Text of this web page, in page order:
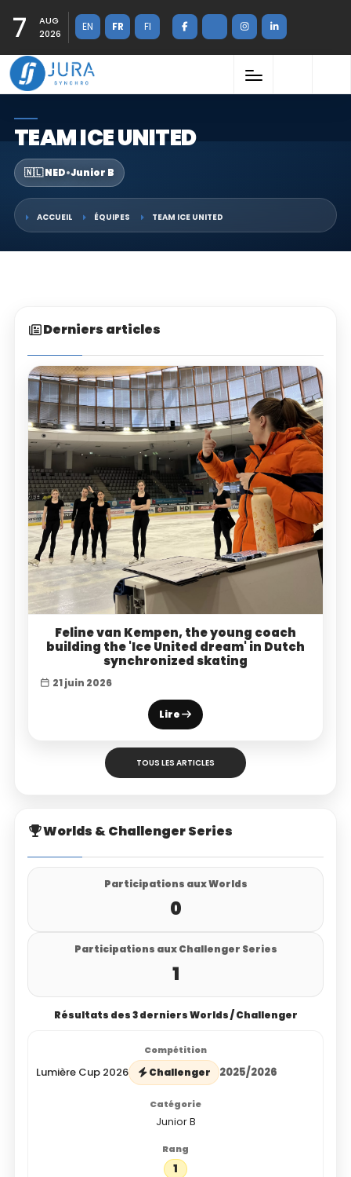
7
AUG
2026
EN FR FI
TEAM ICE UNITED
🇳🇱 NED•Junior B
ACCUEIL ÉQUIPES TEAM ICE UNITED
Derniers articles
Feline van Kempen, the young coach
building the 'Ice United dream' in Dutch
synchronized skating
21 juin 2026
Lire
TOUS LES ARTICLES
Worlds & Challenger Series
Participations aux Worlds
0
Participations aux Challenger Series
1
Résultats des 3 derniers Worlds / Challenger
Lumière Cup 2026 Challenger 2025/2026
Junior B
1